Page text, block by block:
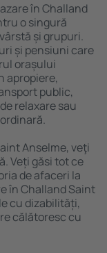
în Challand
o singură
și grupuri.
și pensiuni care
orașului
apropiere,
public,
relaxare sau
Anselme, veţi
Veți găsi tot ce
de afaceri la
în Challand Saint
cu dizabilități,
călătoresc cu